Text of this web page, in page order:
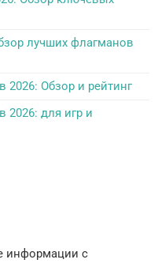
лучших флагманов
2026: Обзор и рейтинг
для игр и
информации с